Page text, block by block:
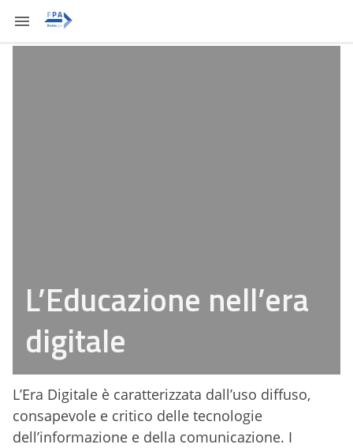
L’Educazione nell’era
digitale
L’Era Digitale è caratterizzata dall’uso diffuso,
consapevole e critico delle tecnologie
dell’informazione e della comunicazione. I